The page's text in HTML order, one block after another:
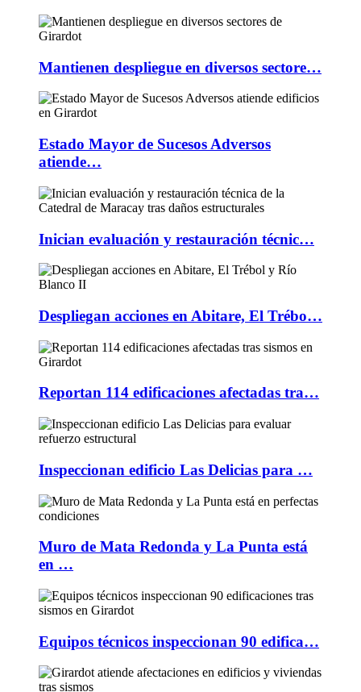
Mantienen despliegue en diversos sectore…
Estado Mayor de Sucesos Adversos
atiende…
Inician evaluación y restauración técnic…
Despliegan acciones en Abitare, El Trébo…
Reportan 114 edificaciones afectadas tra…
Inspeccionan edificio Las Delicias para …
Muro de Mata Redonda y La Punta está
en …
Equipos técnicos inspeccionan 90 edifica…